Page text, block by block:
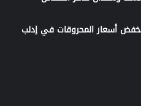
تخفض أسعار المحروقات في إدلب